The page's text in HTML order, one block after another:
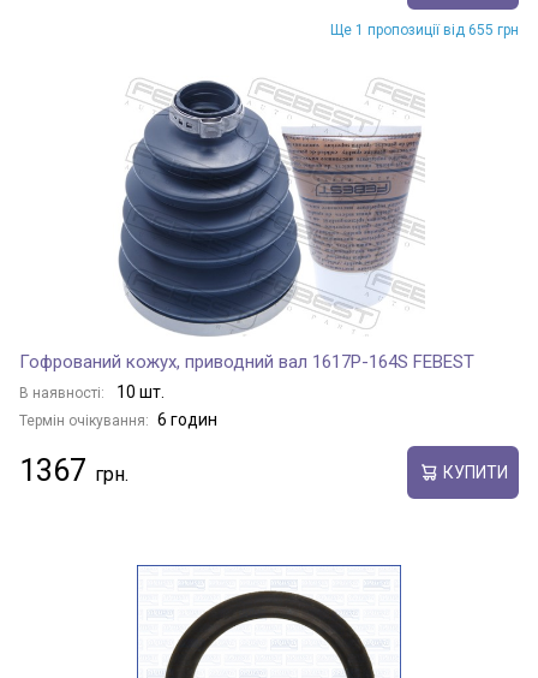
Ще 1 пропозиції від 655 грн
Гофрований кожух, приводний вал 1617P-164S FEBEST
В наявності: 10 шт.
Термін очікування: 6 годин
1367 КУПИТИ